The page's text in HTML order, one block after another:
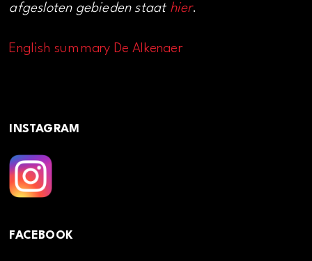
afgesloten gebieden staat hier.
English summary De Alkenaer
INSTAGRAM
FACEBOOK